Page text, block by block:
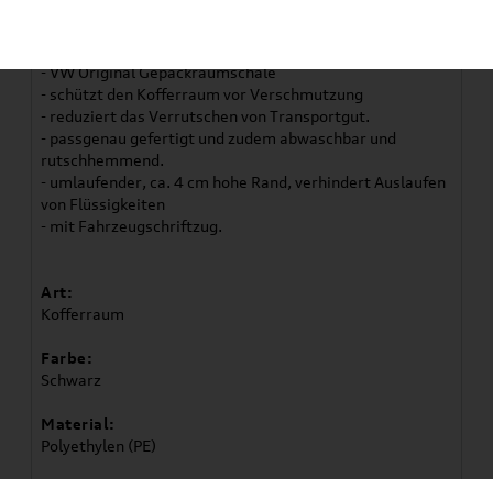
- VW Original Gepäckraumschale
- schützt den Kofferraum vor Verschmutzung
- reduziert das Verrutschen von Transportgut.
- passgenau gefertigt und zudem abwaschbar und
rutschhemmend.
- umlaufender, ca. 4 cm hohe Rand, verhindert Auslaufen
von Flüssigkeiten
- mit Fahrzeugschriftzug.
Art:
Kofferraum
Farbe:
Schwarz
Material:
Polyethylen (PE)